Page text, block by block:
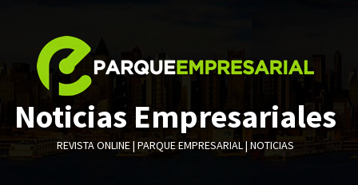
contenido
Noticias Empresariales
REVISTA ONLINE | PARQUE EMPRESARIAL | NOTICIAS